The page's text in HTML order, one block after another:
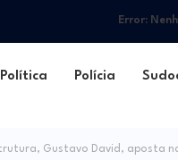
Error:
Política Polícia
Gustavo David, aposta